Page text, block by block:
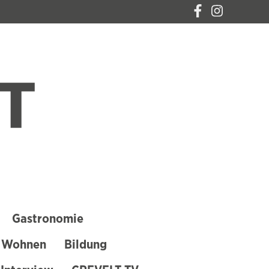
Gastronomie
Wohnen Bildung